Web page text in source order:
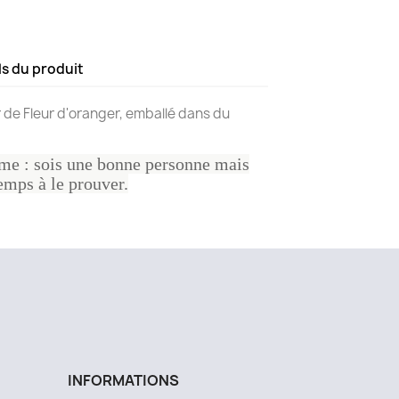
du produit
Fleur d'oranger, emballé dans du
: sois une bonne personne mais
à le prouver.
INFORMATIONS